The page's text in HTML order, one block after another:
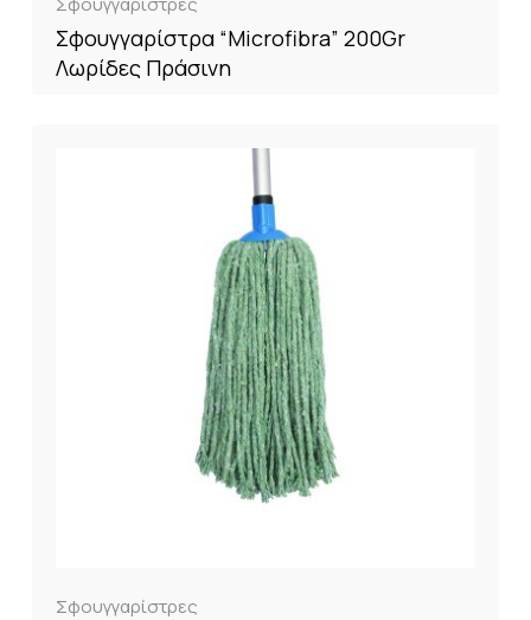
Σφουγγαρίστρα “Microfibra” 200Gr
Λωρίδες Πράσινη
Σφουγγαρίστρες